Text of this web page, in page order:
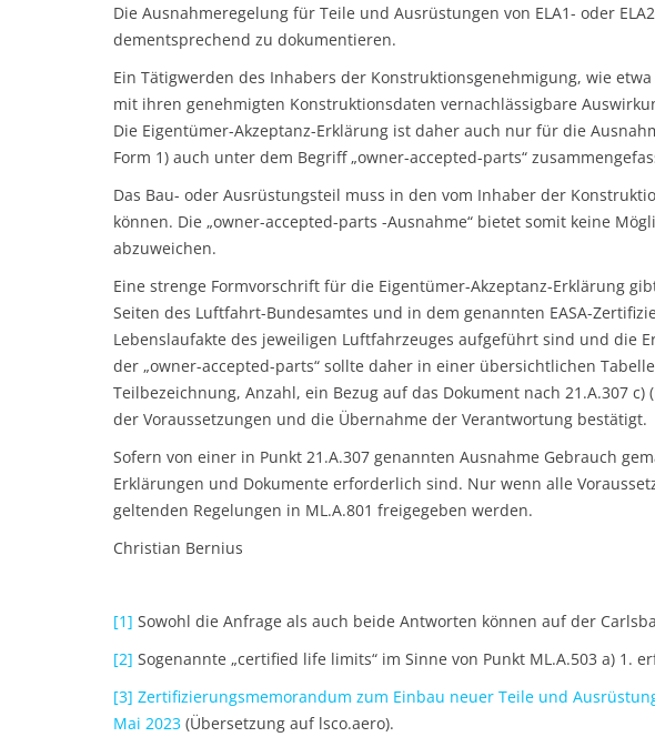
Die Ausnahmeregelung für Teile und Ausrüstungen von ELA1- oder
dementsprechend zu dokumentieren.
Ein Tätigwerden des Inhabers der Konstruktionsgenehmigung, wie
mit ihren genehmigten Konstruktionsdaten vernachlässigbare
Die Eigentümer-Akzeptanz-Erklärung ist daher auch nur für die
Form 1) auch unter dem Begriff „owner-accepted-parts“
Das Bau- oder Ausrüstungsteil muss in den vom Inhaber der
können. Die „owner-accepted-parts -Ausnahme“ bietet somit keine
abzuweichen.
Eine strenge Formvorschrift für die Eigentümer-Akzeptanz-Erklärung
Seiten des Luftfahrt-Bundesamtes und in dem genannten EASA-
Lebenslaufakte des jeweiligen Luftfahrzeuges aufgeführt sind und
der „owner-accepted-parts“ sollte daher in einer übersichtlichen
Teilbezeichnung, Anzahl, ein Bezug auf das Dokument nach 21.A.307
der Voraussetzungen und die Übernahme der Verantwortung bestätigt.
Sofern von einer in Punkt 21.A.307 genannten Ausnahme Gebrauch
Erklärungen und Dokumente erforderlich sind. Nur wenn alle
geltenden Regelungen in ML.A.801 freigegeben werden.
Christian Bernius
[1] Sowohl die Anfrage als auch beide Antworten können auf der
[2] Sogenannte „certified life limits“ im Sinne von Punkt ML.A.503 a) 1.
[3] Zertifizierungsmemorandum zum Einbau neuer Teile und
Mai 2023 (Übersetzung auf lsco.aero).